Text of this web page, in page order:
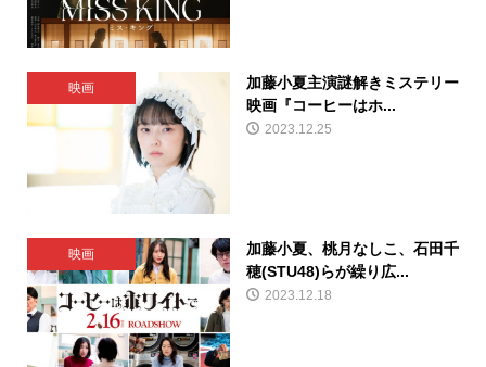
映画
加藤小夏主演謎解きミステリー
映画『コーヒーはホ...
2023.12.25
映画
加藤小夏、桃月なしこ、石田千
穂(STU48)らが繰り広...
2023.12.18